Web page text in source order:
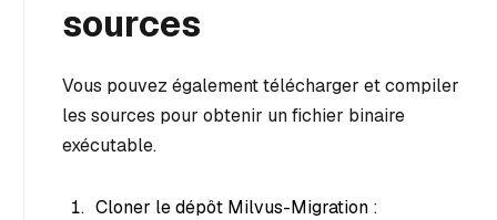
sources
Vous pouvez également télécharger et compiler
les sources pour obtenir un fichier binaire
exécutable.
Cloner le dépôt Milvus-Migration :